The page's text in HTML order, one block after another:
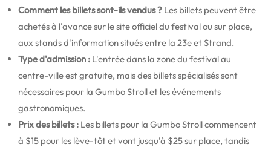
Comment les billets sont-ils vendus ? Les billets peuvent être
achetés à l'avance sur le site officiel du festival ou sur place,
aux stands d'information situés entre la 23e et Strand.
Type d'admission : L'entrée dans la zone du festival au
centre-ville est gratuite, mais des billets spécialisés sont
nécessaires pour la Gumbo Stroll et les événements
gastronomiques.
Prix des billets : Les billets pour la Gumbo Stroll commencent
à $15 pour les lève-tôt et vont jusqu'à $25 sur place, tandis